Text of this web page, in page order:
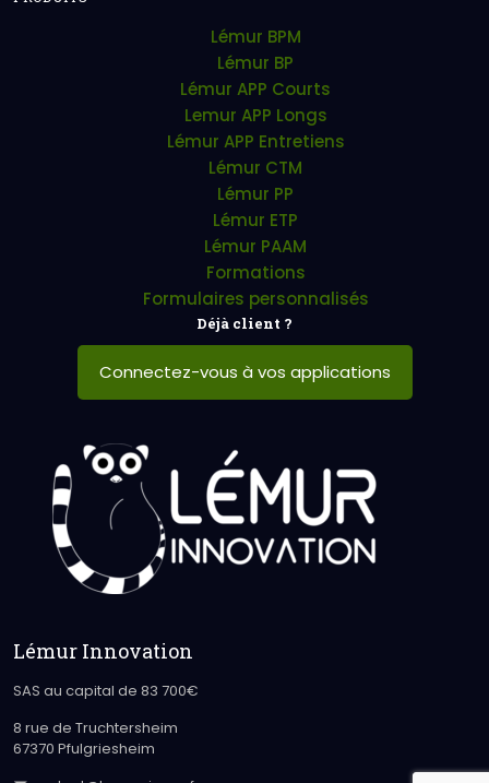
Lémur BPM
Lémur BP
Lémur APP Courts
Lemur APP Longs
Lémur APP Entretiens
Lémur CTM
Lémur PP
Lémur ETP
Lémur PAAM
Formations
Formulaires personnalisés
Déjà client ?
Connectez-vous à vos applications
Lémur Innovation
SAS au capital de 83 700€
8 rue de Truchtersheim
67370 Pfulgriesheim